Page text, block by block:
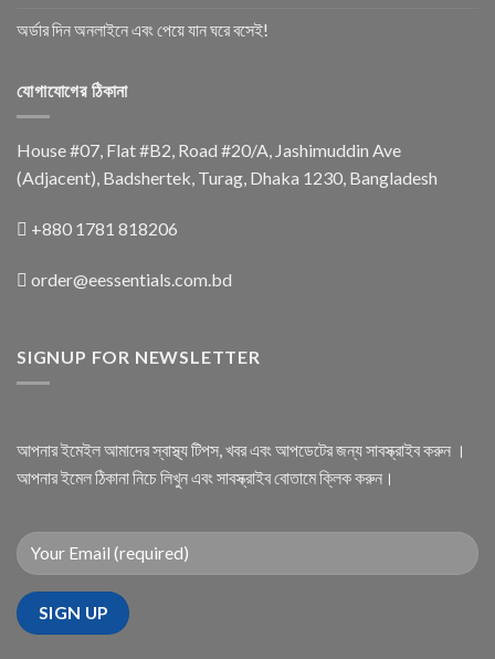
অর্ডার দিন অনলাইনে এবং পেয়ে যান ঘরে বসেই!
যোগাযোগের ঠিকানা
House #07, Flat #B2, Road #20/A, Jashimuddin Ave
(Adjacent), Badshertek, Turag, Dhaka 1230, Bangladesh
+880 1781 818206
order@eessentials.com.bd
SIGNUP FOR NEWSLETTER
আপনার ইমেইল আমাদের স্বাস্থ্য টিপস, খবর এবং আপডেটের জন্য সাবস্ক্রাইব করুন ।
আপনার ইমেল ঠিকানা নিচে লিখুন এবং সাবস্ক্রাইব বোতামে ক্লিক করুন।